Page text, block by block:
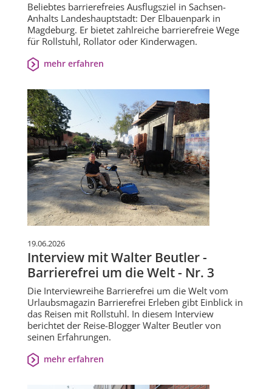
Beliebtes barrierefreies Ausflugsziel in Sachsen-
Anhalts Landeshauptstadt: Der Elbauenpark in
Magdeburg. Er bietet zahlreiche barrierefreie Wege
für Rollstuhl, Rollator oder Kinderwagen.
mehr erfahren
19.06.2026
Interview mit Walter Beutler -
Barrierefrei um die Welt - Nr. 3
Die Interviewreihe Barrierefrei um die Welt vom
Urlaubsmagazin Barrierefrei Erleben gibt Einblick in
das Reisen mit Rollstuhl. In diesem Interview
berichtet der Reise-Blogger Walter Beutler von
seinen Erfahrungen.
mehr erfahren